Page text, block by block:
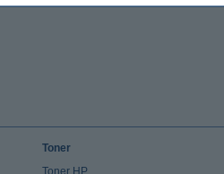
Toner
Toner HP